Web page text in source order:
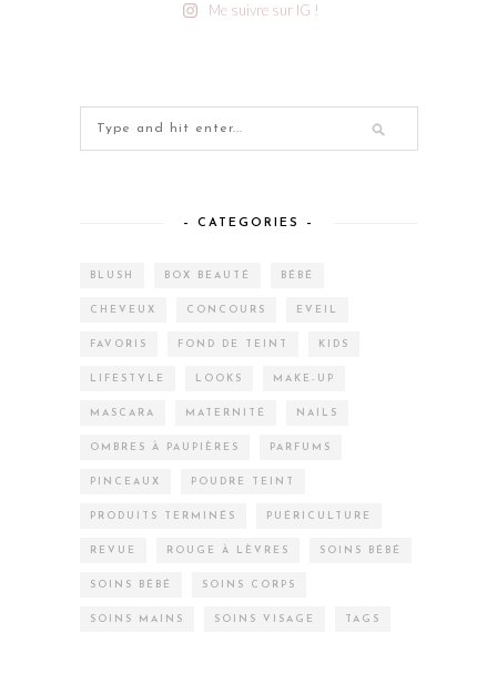
Me suivre sur IG !
– CATEGORIES –
BLUSH BOX BEAUTÉ BÉBÉ
CHEVEUX CONCOURS EVEIL
FAVORIS FOND DE TEINT KIDS
LIFESTYLE LOOKS MAKE-UP
MASCARA MATERNITÉ NAILS
OMBRES À PAUPIÈRES PARFUMS
PINCEAUX POUDRE TEINT
PRODUITS TERMINÉS PUÉRICULTURE
REVUE ROUGE À LÈVRES SOINS BÉBÉ
SOINS BÉBÉ SOINS CORPS
SOINS MAINS SOINS VISAGE TAGS